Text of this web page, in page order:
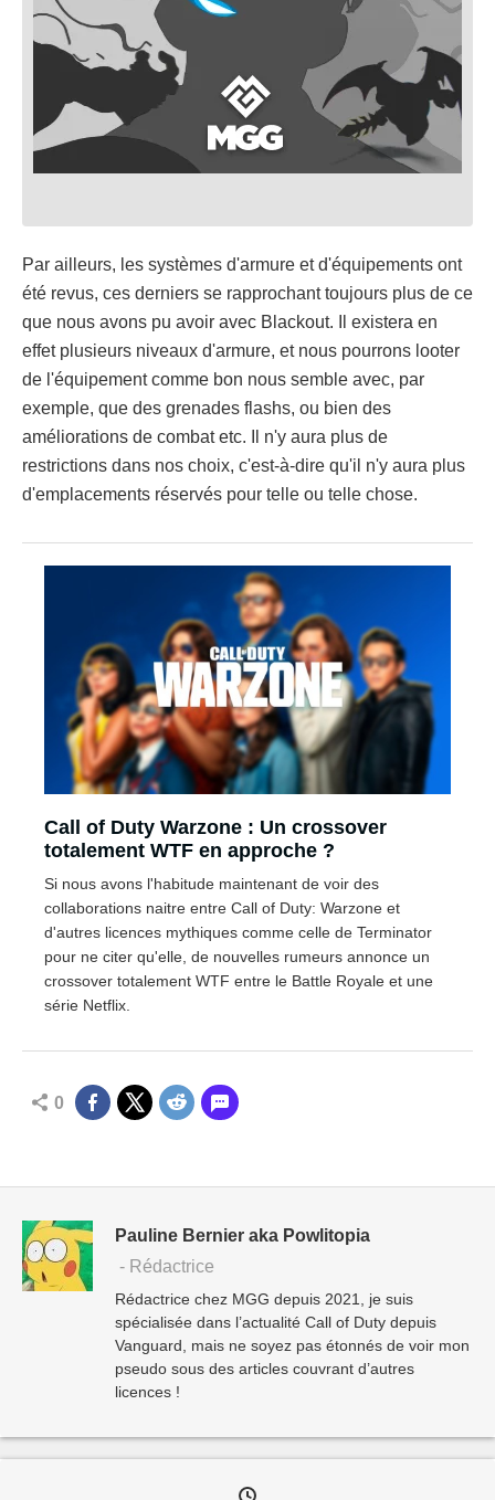
Par ailleurs, les systèmes d'armure et d'équipements ont
été revus, ces derniers se rapprochant toujours plus de ce
que nous avons pu avoir avec Blackout. Il existera en
effet plusieurs niveaux d'armure, et nous pourrons looter
de l'équipement comme bon nous semble avec, par
exemple, que des grenades flashs, ou bien des
améliorations de combat etc. Il n'y aura plus de
restrictions dans nos choix, c'est-à-dire qu'il n'y aura plus
d'emplacements réservés pour telle ou telle chose.
Call of Duty Warzone : Un crossover
totalement WTF en approche ?
Si nous avons l'habitude maintenant de voir des
collaborations naitre entre Call of Duty: Warzone et
d'autres licences mythiques comme celle de Terminator
pour ne citer qu'elle, de nouvelles rumeurs annonce un
crossover totalement WTF entre le Battle Royale et une
série Netflix.
0
Pauline Bernier aka Powlitopia
- Rédactrice
Rédactrice chez MGG depuis 2021, je suis
spécialisée dans l’actualité Call of Duty depuis
Vanguard, mais ne soyez pas étonnés de voir mon
pseudo sous des articles couvrant d’autres
licences !